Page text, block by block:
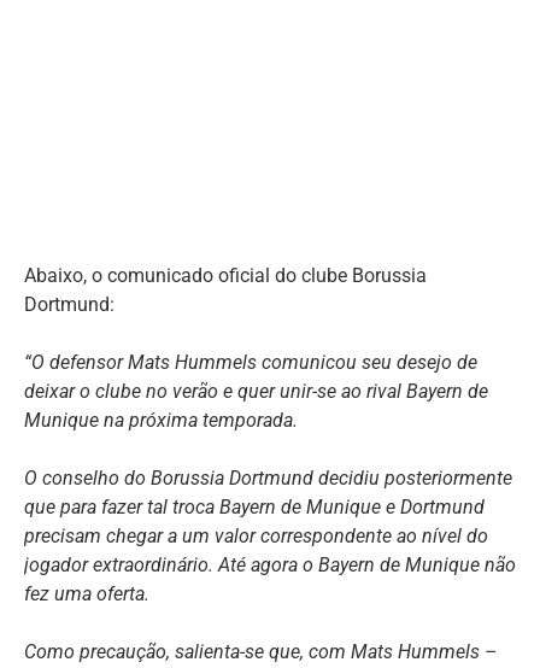
Abaixo, o comunicado oficial do clube Borussia
Dortmund:
“O defensor Mats Hummels comunicou seu desejo de
deixar o clube no verão e quer unir-se ao rival Bayern de
Munique na próxima temporada.
O conselho do Borussia Dortmund decidiu posteriormente
que para fazer tal troca Bayern de Munique e Dortmund
precisam chegar a um valor correspondente ao nível do
jogador extraordinário. Até agora o Bayern de Munique não
fez uma oferta.
Como precaução, salienta-se que, com Mats Hummels –